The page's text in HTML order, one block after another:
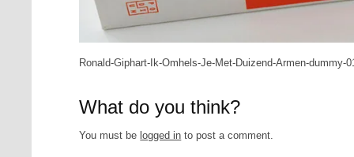
Ronald-Giphart-Ik-Omhels-Je-Met-Duizend-Armen-dummy-
What do you think?
You must be logged in to post a comment.